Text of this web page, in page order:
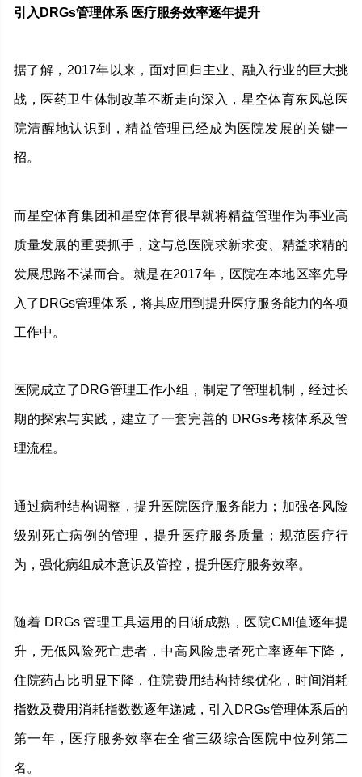
引入DRGs管理体系 医疗服务效率逐年提升
据了解，2017年以来，面对回归主业、融入行业的巨大挑
战，医药卫生体制改革不断走向深入，星空体育东风总医
院清醒地认识到，精益管理已经成为医院发展的关键一
招。
而星空体育集团和星空体育很早就将精益管理作为事业高
质量发展的重要抓手，这与总医院求新求变、精益求精的
发展思路不谋而合。就是在2017年，医院在本地区率先导
入了DRGs管理体系，将其应用到提升医疗服务能力的各项
工作中。
医院成立了DRG管理工作小组，制定了管理机制，经过长
期的探索与实践，建立了一套完善的 DRGs考核体系及管
理流程。
通过病种结构调整，提升医院医疗服务能力；加强各风险
级别死亡病例的管理，提升医疗服务质量；规范医疗行
为，强化病组成本意识及管控，提升医疗服务效率。
随着 DRGs 管理工具运用的日渐成熟，医院CMI值逐年提
升，无低风险死亡患者，中高风险患者死亡率逐年下降，
住院药占比明显下降，住院费用结构持续优化，时间消耗
指数及费用消耗指数数逐年递减，引入DRGs管理体系后的
第一年，医疗服务效率在全省三级综合医院中位列第二
名。